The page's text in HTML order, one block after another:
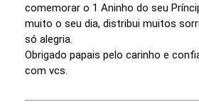
comemorar o 1 Aninho do seu
muito o seu dia, distribui muitos
só alegria.
Obrigado papais pelo carinho e
com vcs.